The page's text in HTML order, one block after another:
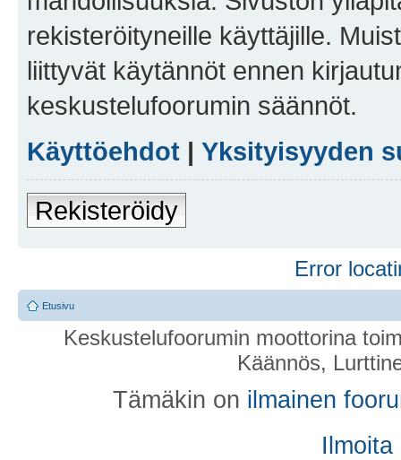
rekisteröityneille käyttäjille.
liittyvät käytännöt ennen
keskustelufoorumin säännöt.
Käyttöehdot | Yksityisyyden
Rekisteröidy
Error
Etusivu
Keskustelufoorumin moottorina
Käännös,
Tämäkin on ilmainen